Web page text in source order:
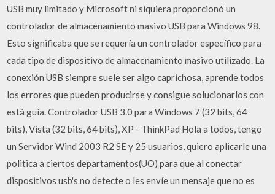
USB muy limitado y Microsoft ni siquiera proporcionó un
controlador de almacenamiento masivo USB para Windows 98.
Esto significaba que se requería un controlador específico para
cada tipo de dispositivo de almacenamiento masivo utilizado. La
conexión USB siempre suele ser algo caprichosa, aprende todos
los errores que pueden producirse y consigue solucionarlos con
está guía. Controlador USB 3.0 para Windows 7 (32 bits, 64
bits), Vista (32 bits, 64 bits), XP - ThinkPad Hola a todos, tengo
un Servidor Wind 2003 R2 SE y 25 usuarios, quiero aplicarle una
politica a ciertos departamentos(UO) para que al conectar
dispositivos usb's no detecte o les envíe un mensaje que no es